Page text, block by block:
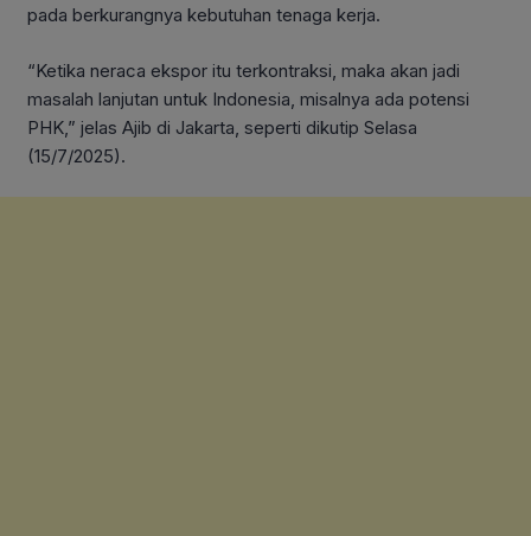
pada berkurangnya kebutuhan tenaga kerja.
“Ketika neraca ekspor itu terkontraksi, maka akan jadi
masalah lanjutan untuk Indonesia, misalnya ada potensi
PHK,” jelas Ajib di Jakarta, seperti dikutip Selasa
(15/7/2025).